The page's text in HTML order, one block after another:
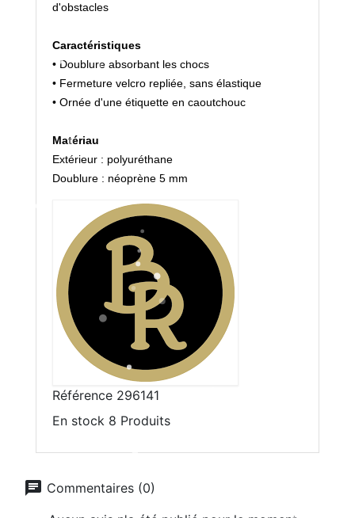
d'obstacles
Caractéristiques
• Doublure absorbant les chocs
• Fermeture velcro repliée, sans élastique
• Ornée d'une étiquette en caoutchouc
Matériau
Extérieur : polyuréthane
Doublure : néoprène 5 mm
Référence 296141
En stock 8 Produits
chat Commentaires (0)